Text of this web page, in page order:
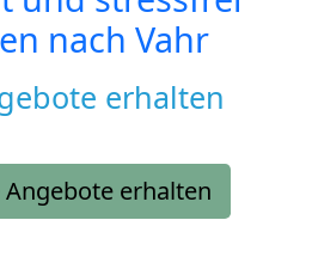
nach Vahr
erhalten
Angebote erhalten